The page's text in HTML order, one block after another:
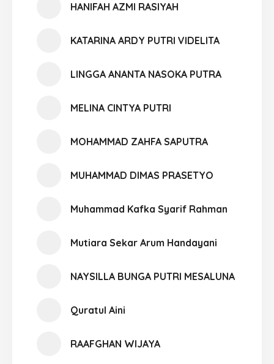
HANIFAH AZMI RASIYAH
KATARINA ARDY PUTRI VIDELITA
LINGGA ANANTA NASOKA PUTRA
MELINA CINTYA PUTRI
MOHAMMAD ZAHFA SAPUTRA
MUHAMMAD DIMAS PRASETYO
Muhammad Kafka Syarif Rahman
Mutiara Sekar Arum Handayani
NAYSILLA BUNGA PUTRI MESALUNA
Quratul Aini
RAAFGHAN WIJAYA